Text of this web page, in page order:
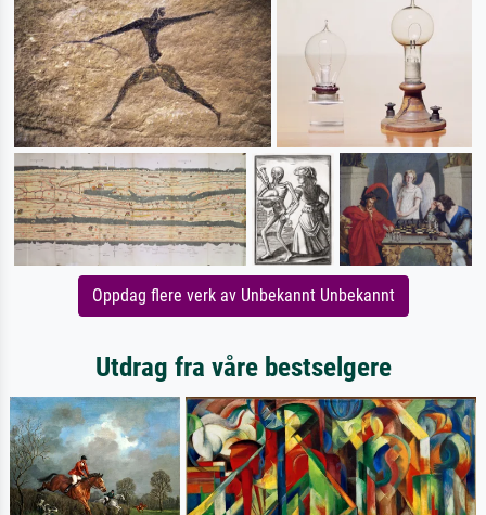
Oppdag flere verk av Unbekannt Unbekannt
Utdrag fra våre bestselgere